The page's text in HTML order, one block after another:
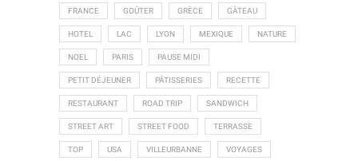
FRANCE GOÛTER GRÈCE GÂTEAU
HOTEL LAC LYON MEXIQUE NATURE
NOEL PARIS PAUSE MIDI
PETIT DÉJEUNER PÂTISSERIES RECETTE
RESTAURANT ROAD TRIP SANDWICH
STREET ART STREET FOOD TERRASSE
TOP USA VILLEURBANNE VOYAGES